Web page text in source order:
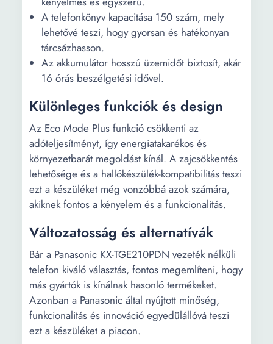
A telefonkönyv kapacitása 150 szám, mely
lehetővé teszi, hogy gyorsan és hatékonyan
tárcsázhasson.
Az akkumulátor hosszú üzemidőt biztosít, akár
16 órás beszélgetési idővel.
Különleges funkciók és design
Az Eco Mode Plus funkció csökkenti az
adóteljesítményt, így energiatakarékos és
környezetbarát megoldást kínál. A zajcsökkentés
lehetősége és a hallókészülék-kompatibilitás teszi
ezt a készüléket még vonzóbbá azok számára,
akiknek fontos a kényelem és a funkcionalitás.
Változatosság és alternatívák
Bár a Panasonic KX-TGE210PDN vezeték nélküli
telefon kiváló választás, fontos megemlíteni, hogy
más gyártók is kínálnak hasonló termékeket.
Azonban a Panasonic által nyújtott minőség,
funkcionalitás és innováció egyedülállóvá teszi
ezt a készüléket a piacon.